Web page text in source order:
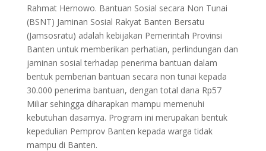
Rahmat Hernowo. Bantuan Sosial secara Non Tunai
(BSNT) Jaminan Sosial Rakyat Banten Bersatu
(Jamsosratu) adalah kebijakan Pemerintah Provinsi
Banten untuk memberikan perhatian, perlindungan dan
jaminan sosial terhadap penerima bantuan dalam
bentuk pemberian bantuan secara non tunai kepada
30.000 penerima bantuan, dengan total dana Rp57
Miliar sehingga diharapkan mampu memenuhi
kebutuhan dasarnya. Program ini merupakan bentuk
kepedulian Pemprov Banten kepada warga tidak
mampu di Banten.